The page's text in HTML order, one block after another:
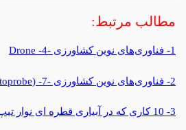
مطالب مرتبط:
1- فناوری‌های نوین کشاورزی -4- Drone
2- فناوری‌های نوین کشاورزی -7- (Autoprobe)
3- 10 کاری که در آبیاری قطره ای نوار تیپ نباید انجام دهید!